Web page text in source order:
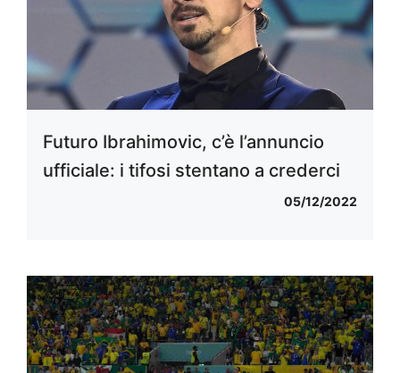
Futuro Ibrahimovic, c’è l’annuncio
ufficiale: i tifosi stentano a crederci
05/12/2022